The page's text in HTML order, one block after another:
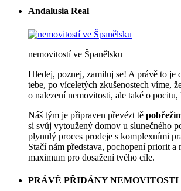
Andalusia Real
nemovitostí ve Španělsku
Hledej, poznej, zamiluj se! A právě to je
tebe, po víceletých zkušenostech víme,
o nalezení nemovitosti, ale také o pocitu,
Náš tým je připraven převézt tě
si svůj vytoužený domov u slunečného
plynulý proces prodeje s komplexními
Stačí nám představa, pochopení priorit a
maximum pro dosažení tvého cíle.
PRÁVĚ PŘIDÁNY NEMOVITOSTI